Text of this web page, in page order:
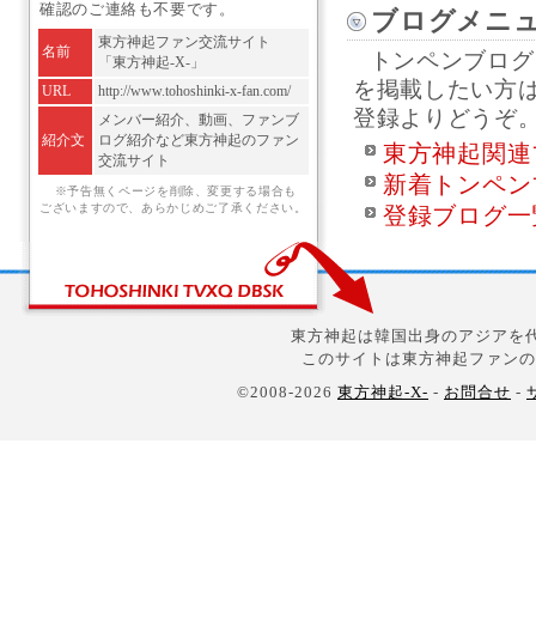
ブログメニ
トンペンブロ
を掲載したい方
登録よりどうぞ
東方神起関
新着トンペ
登録ブログ
確認のご連絡も不要です。
名前
東方神起ファン交流サイト
「東方神起-X-」
URL
http://www.tohoshinki-x-fan.com/
紹介文
メンバー紹介、動画、ファンブ
ログ紹介など東方神起のファン
交流サイト
※予告無くページを削除、変更する場合も
ございますので、あらかじめご了承ください。
東方神起は韓国出身のアジアを
このサイトは東方神起ファン
©2008-2026 東方神起-X- - お問合せ -